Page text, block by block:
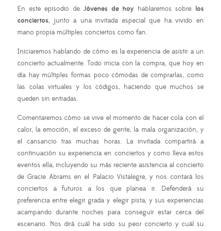
En este episodio deJóvenes de hoy hablaremos sobre los
conciertos, junto a una invitada especial que ha vivido en
mano propia múltiples conciertos como fan.
Iniciaremos hablando de cómo es la experiencia de asistir a un
concierto actualmente. Todo inicia con la compra, que hoy en
día hay múltiples formas poco cómodas de comprarlas, como
las colas virtuales y los códigos, haciendo que muchos se
queden sin entradas.
Comentaremos cómo se vive el momento de hacer cola con el
calor, la emoción, el exceso de gente, la mala organización, y
el cansancio tras muchas horas. La invitada compartirá a
continuación su experiencia en conciertos y como lleva estos
eventos ella, incluyendo su más reciente asistencia al concierto
de Gracie Abrams en el Palacio Vistalegre, y nos contará los
conciertos a futuros a los que planea ir. Defenderá su
preferencia entre elegir grada y elegir pista, y sus experiencias
acampando durante noches para conseguir estar cerca del
escenario. Nos dirá cuál ha sido su peor concierto y cuál su